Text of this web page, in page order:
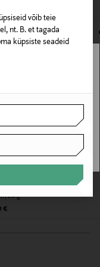
võib teie
nt. B. et tagada
küpsiste seadeid
Cicaluronic Water Fit
24 g
Price
€